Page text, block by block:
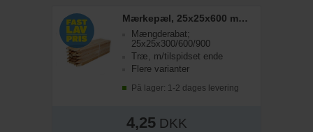
Mærkepæl, 25x25x600 mm, 1 palle/2100 stk
Mængderabat;
25x25x300/600/900
Træ, m/tilspidset ende
Flere varianter
På lager: 1-2 dages levering
4,25DKK